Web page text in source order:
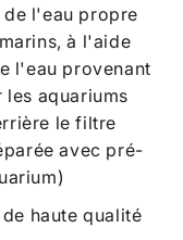
l'eau propre
à l'aide
l'eau provenant
aquariums
le filtre
avec pré-
haute qualité